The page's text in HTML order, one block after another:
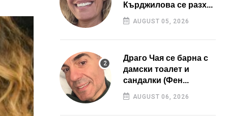
Кърджилова се разх...
AUGUST 05, 2026
Драго Чая се барна с
дамски тоалет и
сандалки (Фен...
AUGUST 06, 2026